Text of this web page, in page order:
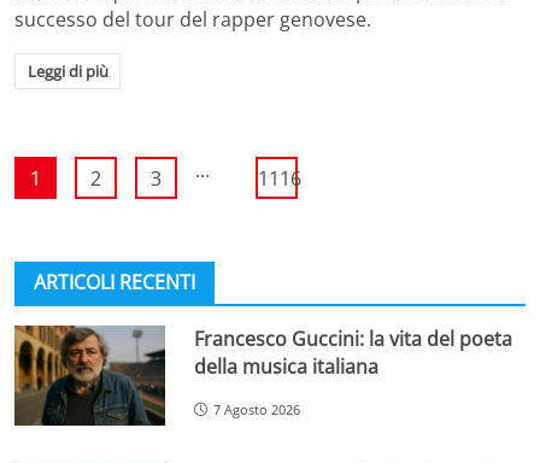
successo del tour del rapper genovese.
Leggi di più
1 2 3 ... 1116
ARTICOLI RECENTI
Francesco Guccini: la vita del poeta
della musica italiana
7 Agosto 2026